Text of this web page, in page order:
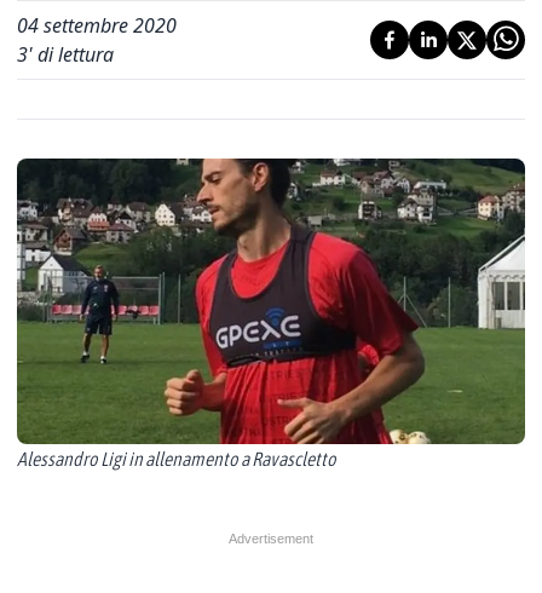
04 settembre 2020
3' di lettura
Alessandro Ligi in allenamento a Ravascletto